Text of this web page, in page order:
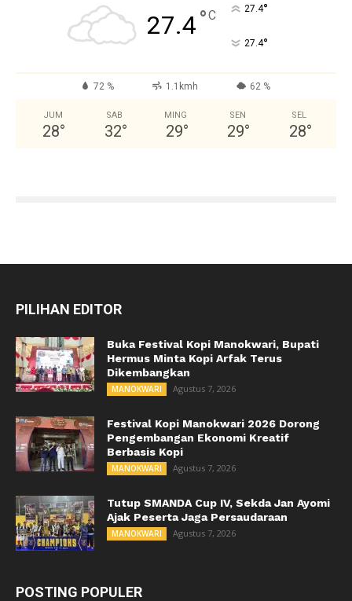
27.4°C 27.4°
27.4°
72 % 1.1kmh 62 %
JUM
28°
SAB
32°
MING
29°
SEN
29°
SEL
28°
PILIHAN EDITOR
Buka Festival Kopi Manokwari, Bupati
Hermus Minta Kopi Arfak Terus
Dikembangkan
MANOKWARI Agustus 7, 2026
Festival Kopi Manokwari 2026 Dorong
Pengembangan Ekonomi Kreatif
Berbasis Kopi
MANOKWARI Agustus 7, 2026
Tutup SMANDA Cup IV, Sekda Jan Ayomi
Ajak Peserta Jaga Persaudaraan
MANOKWARI Agustus 7, 2026
POSTING POPULER